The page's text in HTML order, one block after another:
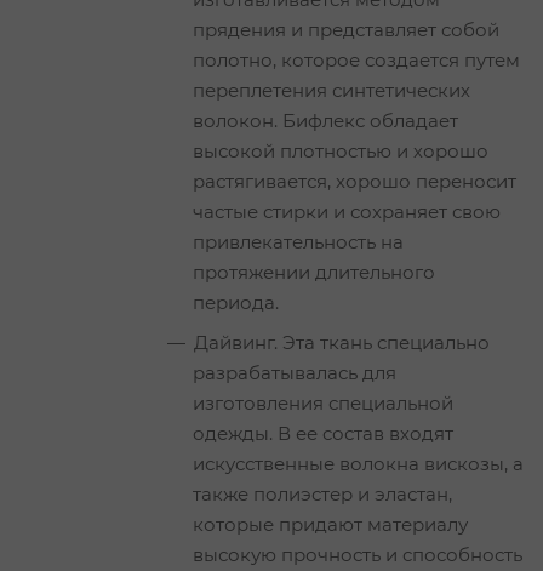
прядения и представляет собой
полотно, которое создается путем
переплетения синтетических
волокон. Бифлекс обладает
высокой плотностью и хорошо
растягивается, хорошо переносит
частые стирки и сохраняет свою
привлекательность на
протяжении длительного
периода.
Дайвинг. Эта ткань специально
разрабатывалась для
изготовления специальной
одежды. В ее состав входят
искусственные волокна вискозы, а
также полиэстер и эластан,
которые придают материалу
высокую прочность и способность